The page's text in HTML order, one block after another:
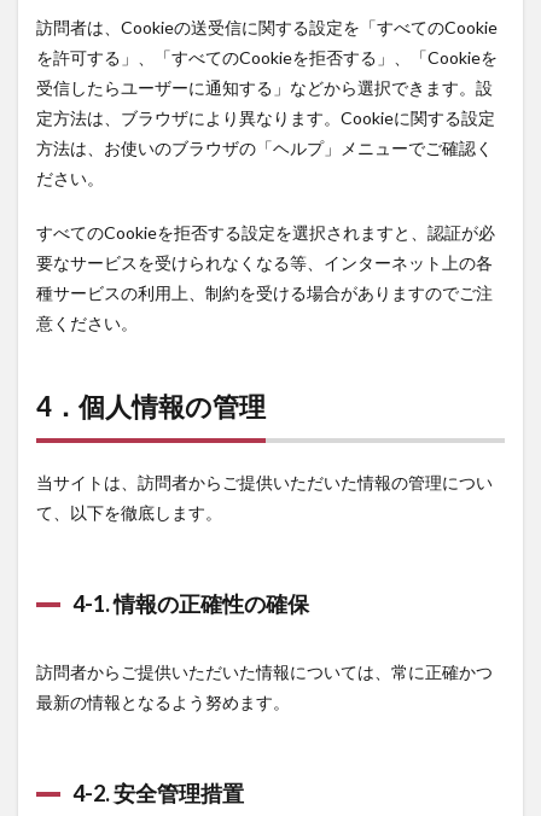
訪問者は、Cookieの送受信に関する設定を「すべてのCookie
を許可する」、「すべてのCookieを拒否する」、「Cookieを
受信したらユーザーに通知する」などから選択できます。設
定方法は、ブラウザにより異なります。Cookieに関する設定
方法は、お使いのブラウザの「ヘルプ」メニューでご確認く
ださい。
すべてのCookieを拒否する設定を選択されますと、認証が必
要なサービスを受けられなくなる等、インターネット上の各
種サービスの利用上、制約を受ける場合がありますのでご注
意ください。
4．個人情報の管理
当サイトは、訪問者からご提供いただいた情報の管理につい
て、以下を徹底します。
4-1. 情報の正確性の確保
訪問者からご提供いただいた情報については、常に正確かつ
最新の情報となるよう努めます。
4-2. 安全管理措置